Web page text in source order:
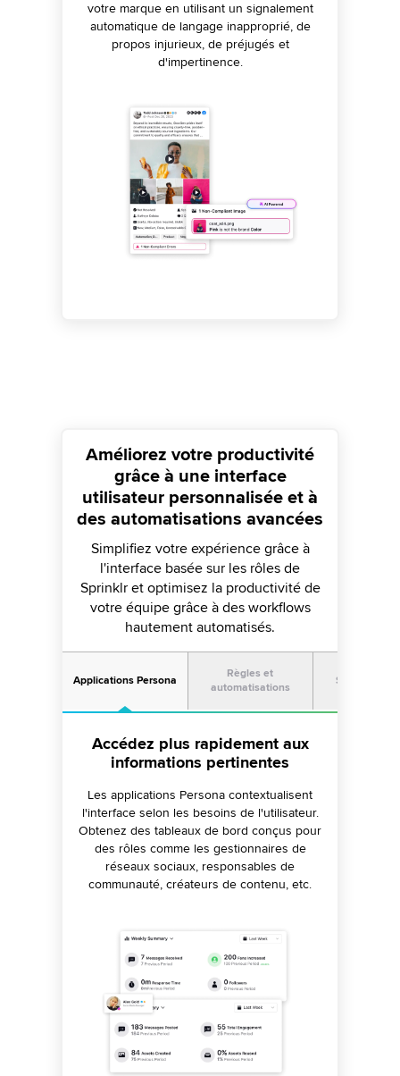
votre marque en utilisant un signalement
automatique de langage inapproprié, de
propos injurieux, de préjugés et
d'impertinence.
parallèles et à plusieurs niveaux pour gérer
votre contenu. Ajoutez des chemins
d'approbation aux publications selon des
conditions comme le canal, le compte et le
et automatiquement la publication sur les
différents canaux en cas d'augmentation
inattendue des opinions négatives.
Améliorez votre productivité
grâce à une interface
utilisateur personnalisée et à
des automatisations avancées
Simplifiez votre expérience grâce à
l'interface basée sur les rôles de
Sprinklr et optimisez la productivité de
votre équipe grâce à des workflows
hautement automatisés.
Applications Persona
Règles et
automatisations
Sprinklr AI et
Accédez plus rapidement aux
informations pertinentes
Les applications Persona contextualisent
l'interface selon les besoins de l'utilisateur.
Obtenez des tableaux de bord conçus pour
des rôles comme les gestionnaires de
réseaux sociaux, responsables de
communauté, créateurs de contenu, etc.
Mettez la gestion des réseaux
sociaux en mode pilote
Avec un large éventail de conditions et
d'actions, le moteur de règles de Sprinklr
aide vos équipes à automatiser de manière
fluide des processus tels que
l'acheminement des messages, la gestion
Découvrez une suite sociale
véritablement axée sur l'IA
Planifiez des publications à des moments
optimaux, identifiez les opinions, obtenez
des informations essentielles et obtenez
des réponses recommandées. Générez et
modifiez instantanément votre contenu pour
la publication, la création et l'engagement.